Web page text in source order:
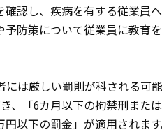
認し、疾病を有する従業員へ
防策について従業員に教育を
は厳しい罰則が科される可
、「6カ月以下の拘禁刑また
以下の罰金」が適用されます